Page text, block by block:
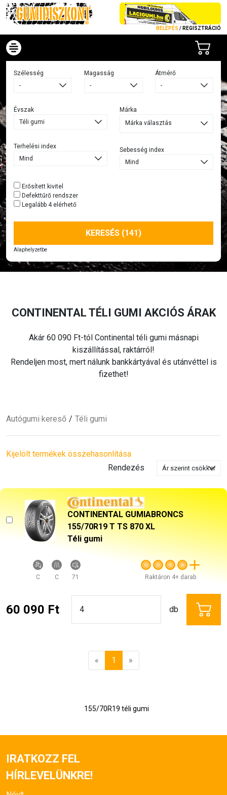
BELÉPÉS / REGISZTRÁCIÓ
Szélesség Magasság Átmérő
Évszak
Terhelési index
Márka
Márka választás
Sebesség index
Erősített kivitel
Defekttűrő rendszer
Legalább 4 elérhető
KERESÉS (141)
Alaphelyzetbe
CONTINENTAL TÉLI GUMI AKCIÓS ÁRAK
Akár 60 090 Ft-tól Continental téli gumi másnapi
kiszállítással, raktárról!
Rendeljen most, mert nálunk bankkártyával és utánvéttel is
fizethet!
Autógumi kereső Téli gumi
Kijelölt termékek összehasonlítása
Rendezés
CONTINENTAL GUMIABRONCS
155/70R19 T TS 870 XL
Téli gumi
C C 71 Raktáron 4+ darab
60 090 Ft db
« 1 »
155/70R19 téli gumi
IRATKOZZ FEL
HÍRLEVELÜNKRE!